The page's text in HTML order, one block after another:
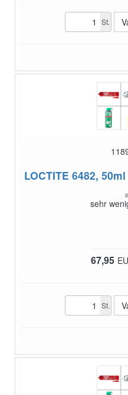
St.
LOCTITE 6482,
sehr
67,95
St.